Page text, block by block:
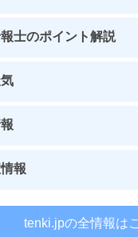
士のポイント解説
報
tenki.jpの全情報は